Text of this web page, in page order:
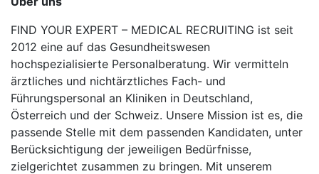
FIND YOUR EXPERT – MEDICAL RECRUITING ist seit
2012 eine auf das Gesundheitswesen
hochspezialisierte Personalberatung. Wir vermitteln
ärztliches und nichtärztliches Fach- und
Führungspersonal an Kliniken in Deutschland,
Österreich und der Schweiz. Unsere Mission ist es, die
passende Stelle mit dem passenden Kandidaten, unter
Berücksichtigung der jeweiligen Bedürfnisse,
zielgerichtet zusammen zu bringen. Mit unserem